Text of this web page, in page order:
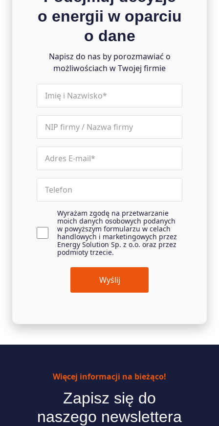
o energii w oparciu
o dane
Napisz do nas by porozmawiać o
możliwościach w Twojej firmie
(wymagane)
(wymagane)
agreement
(wymagane)
Wyrażam zgodę na przetwarzanie
moich danych osobowych podanych
w powyższym formularzu w celach
handlowych i marketingowych przez
Energy Solution Sp. z o.o. oraz przez
podmioty trzecie.
Więcej informacji na bieżąco!
Zapisz się do
naszego newslettera